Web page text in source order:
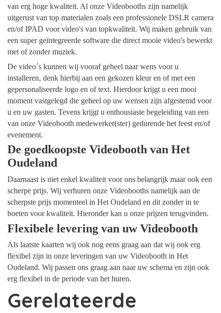
van erg hoge kwaliteit. Al onze Videobooths zijn namelijk
uitgerust van top materialen zoals een professionele DSLR camera
en/of IPAD voor video's van topkwaliteit. Wij maken gebruik van
een super geïntegreerde software die direct mooie video's bewerkt
met of zonder muziek.
De video´s kunnen wij vooraf geheel naar wens voor u
installeren, denk hierbij aan een gekozen kleur en of met een
gepersonaliseerde logo en of text. Hierdoor krijgt u een mooi
moment vastgelegd die geheel op uw wensen zijn afgestemd voor
u en uw gasten. Tevens krijgt u enthousiaste begeleiding van een
van onze Videobooth medewerker(ster) gedurende het feest en/of
evenement.
De goedkoopste Videobooth van Het
Oudeland
Daarnaast is niet enkel kwaliteit voor ons belangrijk maar ook een
scherpe prijs. Wij verhuren onze Videobooths namelijk aan de
scherpste prijs momenteel in Het Oudeland en dit zonder in te
boeten voor kwaliteit. Hieronder kan u onze prijzen terugvinden.
Flexibele levering van uw Videobooth
Als laatste kaarten wij ook nog eens graag aan dat wij ook erg
flexibel zijn in onze leveringen van uw Videobooth in Het
Oudeland. Wij passen ons graag aan naar uw schema en zijn ook
erg flexibel in de periode van het huren.
Gerelateerde